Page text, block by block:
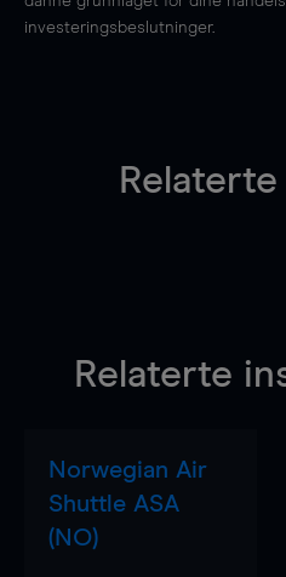
investeringsbeslutninger.
Relaterte
Norwegian Air
Shuttle ASA
(NO)